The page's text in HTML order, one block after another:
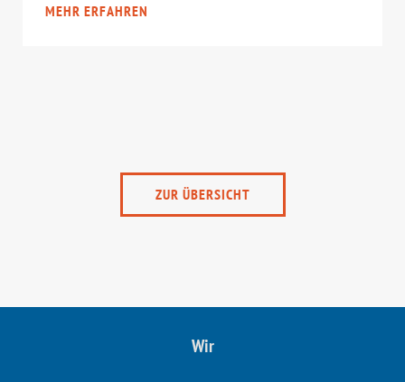
MEHR ERFAHREN
ZUR ÜBERSICHT
Wir